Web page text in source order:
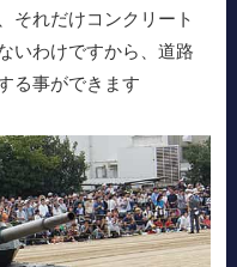
それだけコンクリート
いわけですから、道路
る事ができます